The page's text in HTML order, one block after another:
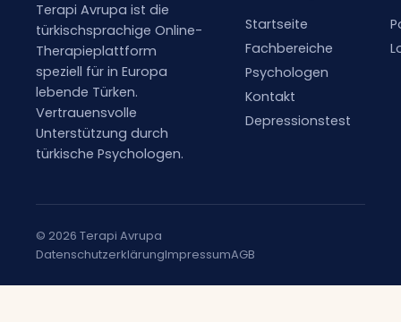
Terapi Avrupa ist die
türkischsprachige Online-
Therapieplattform
speziell für in Europa
lebende Türken.
Vertrauensvolle
Unterstützung durch
türkische Psychologen.
Startseite
Fachbereiche
Psychologen
Kontakt
Depressionstest
© 2026 Terapi Avrupa
DatenschutzerklärungImpressumAGB